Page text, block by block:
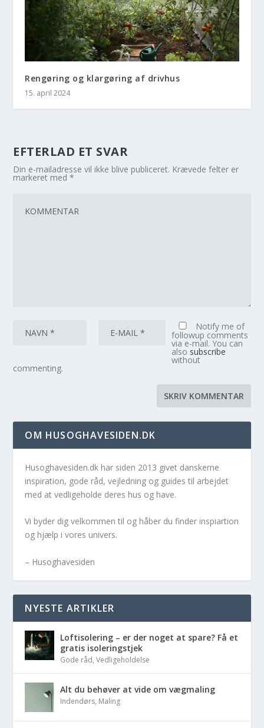
Rengøring og klargøring af drivhus
15. april 2024
EFTERLAD ET SVAR
Din e-mailadresse vil ikke blive publiceret. Krævede felter er
markeret med*
Notify me of
followup comments
via e-mail. You can
also subscribe
without
commenting.
OM HUSOGHAVESIDEN.DK
Husoghavesiden.dk har siden 2013 givet danskerne
inspiration, gode råd, vejledning og guides til arbejdet
med at vedligeholde deres hus og have.
Vi byder dig velkommen til og håber du finder inspiartion
og hjælp i vores univers.
– Husoghavesiden
NYESTE ARTIKLER
Loftisolering – er der noget at spare? Få et
gratis isoleringstjek
Gode råd,Vedligeholdelse
Alt du behøver at vide om vægmaling
Indendørs, Maling